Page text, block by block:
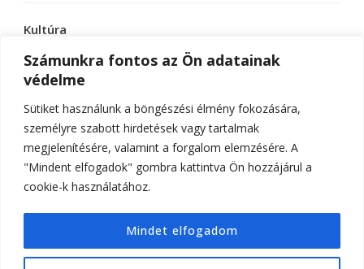
Számunkra fontos az Ön adatainak
védelme
Sütiket használunk a böngészési élmény fokozására,
személyre szabott hirdetések vagy tartalmak
megjelenítésére, valamint a forgalom elemzésére. A
"Mindent elfogadok" gombra kattintva Ön hozzájárul a
cookie-k használatához.
Mindet elfogadom
Kultúra
Sport
Tudomány
© Szerzői jog 2026ELTE Online
fenntartva.Hello Fashion | FejlesztetteBlossom